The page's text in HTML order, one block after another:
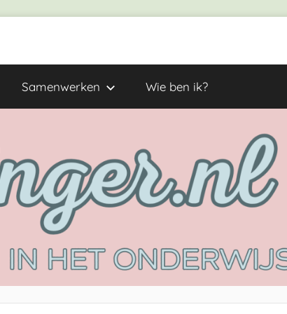
Samenwerken Wie ben ik?